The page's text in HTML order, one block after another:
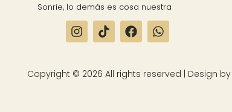
Sonrie, lo demás es cosa nuestra
Copyright © 2026 All rights reserved | Design by